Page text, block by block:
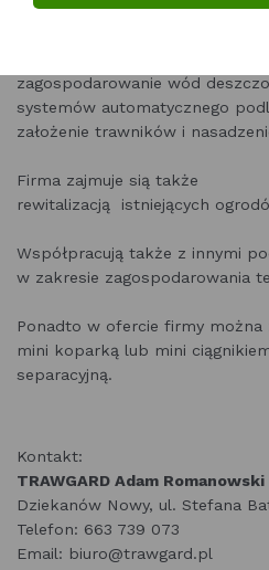
Większość inwestorów to
zagospodarowanie wód
systemów automatycznego
założenie trawników i
Firma zajmuje sią także
rewitalizacją istniejących
Współpracują także z innymi
w zakresie zagospodarowania
Ponadto w ofercie firmy można
mini koparką lub mini
separacyjną.
Kontakt:
TRAWGARD Adam Romanowski
Dziekanów Nowy, ul. Stefana
Telefon: 663 739 073
Email: biuro@trawgard.pl